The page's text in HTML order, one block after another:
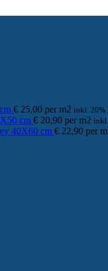
€ 25,00 per m2 inkl. 20%
cm € 20,90 per m2
40X60 cm € 22,90 per m